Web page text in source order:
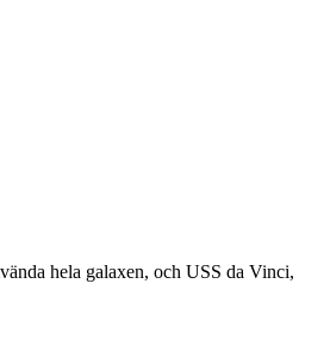
hela galaxen, och USS da Vinci,